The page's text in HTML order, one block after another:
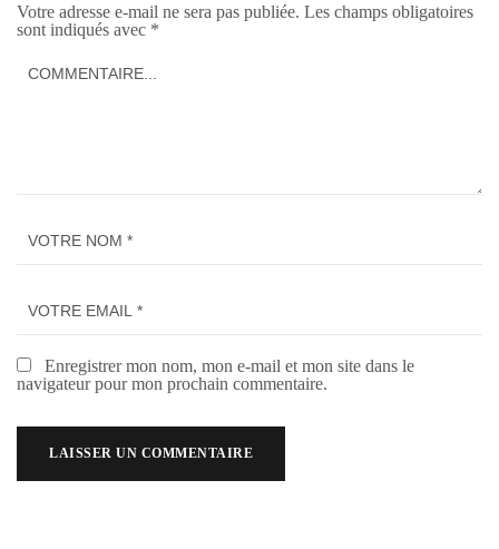
Votre adresse e-mail ne sera pas publiée. Les champs obligatoires
sont indiqués avec *
Enregistrer mon nom, mon e-mail et mon site dans le
navigateur pour mon prochain commentaire.